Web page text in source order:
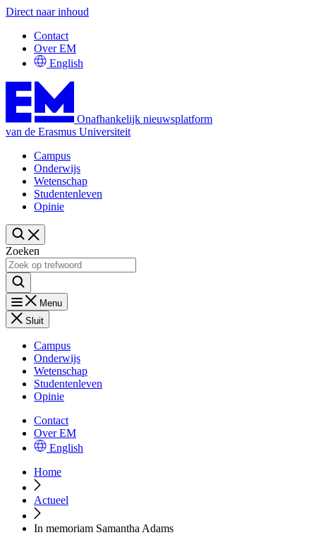
Direct naar inhoud
Contact
Over EM
English
Onafhankelijk nieuwsplatform
van de Erasmus Universiteit
Campus
Onderwijs
Wetenschap
Studentenleven
Opinie
Zoeken
Menu
Sluit
Campus
Onderwijs
Wetenschap
Studentenleven
Opinie
Contact
Over EM
English
Home
Actueel
In memoriam Samantha Adams